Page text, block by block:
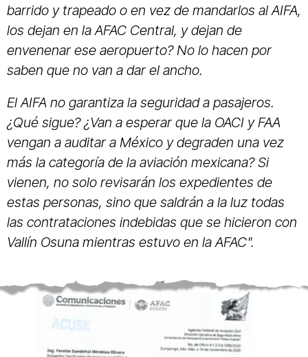
barrido y trapeado o en vez de mandarlos al AIFA,
los dejan en la AFAC Central, y dejan de
envenenar ese aeropuerto? No lo hacen por
saben que no van a dar el ancho.
El AIFA no garantiza la seguridad a pasajeros.
¿Qué sigue? ¿Van a esperar que la OACI y FAA
vengan a auditar a México y degraden una vez
más la categoría de la aviación mexicana? Si
vienen, no solo revisarán los expedientes de
estas personas, sino que saldrán a la luz todas
las contrataciones indebidas que se hicieron con
Vallín Osuna mientras estuvo en la AFAC".